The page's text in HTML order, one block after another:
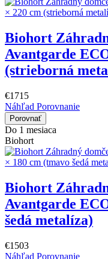
Biohort
Avantgarde
(strieborná
€1715
Náhľad Porovnanie
Porovnať
Do 1 mesiaca
Biohort
Biohort
Avantgarde
šedá metalíza)
€1503
Náhľad Porovnanie